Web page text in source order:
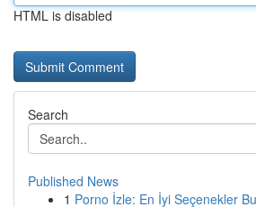
HTML is disabled
Search
Published News
1 Porno İzle: En İyi Seçenekler